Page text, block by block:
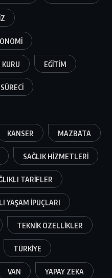
KURU EĞITIM
KANSER MAZBATA
SAĞLIK HIZMETLERI
TARIFLER
YAŞAM IPUÇLARI
TEKNIK ÖZELLIKLER
TÜRKIYE
VAN YAPAY ZEKA